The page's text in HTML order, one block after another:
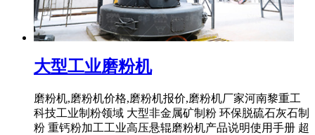
大型工业磨粉机
磨粉机,磨粉机价格,磨粉机报价,磨粉机厂家河南黎重工
科技工业制粉领域 大型非金属矿制粉 环保脱硫石灰石制
粉 重钙粉加工工业高压悬辊磨粉机产品说明使用手册 超